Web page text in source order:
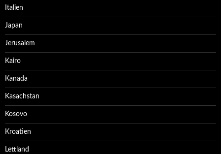
Italien
Japan
Jerusalem
Kairo
Kanada
Kasachstan
Kosovo
Kroatien
Lettland